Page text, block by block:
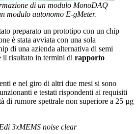
di un modulo MonoDAQ
modulo autonomo E-gMeter.
preparato un prototipo con un chip
è stata avviata con una sola
di una azienda alternativa di semi
il risultato in termini di rapporto
e nel giro di altri due mesi si sono
e testati rispondenti ai requisiti
di rumore spettrale non superiore a 25 µg
3xMEMS noise clear